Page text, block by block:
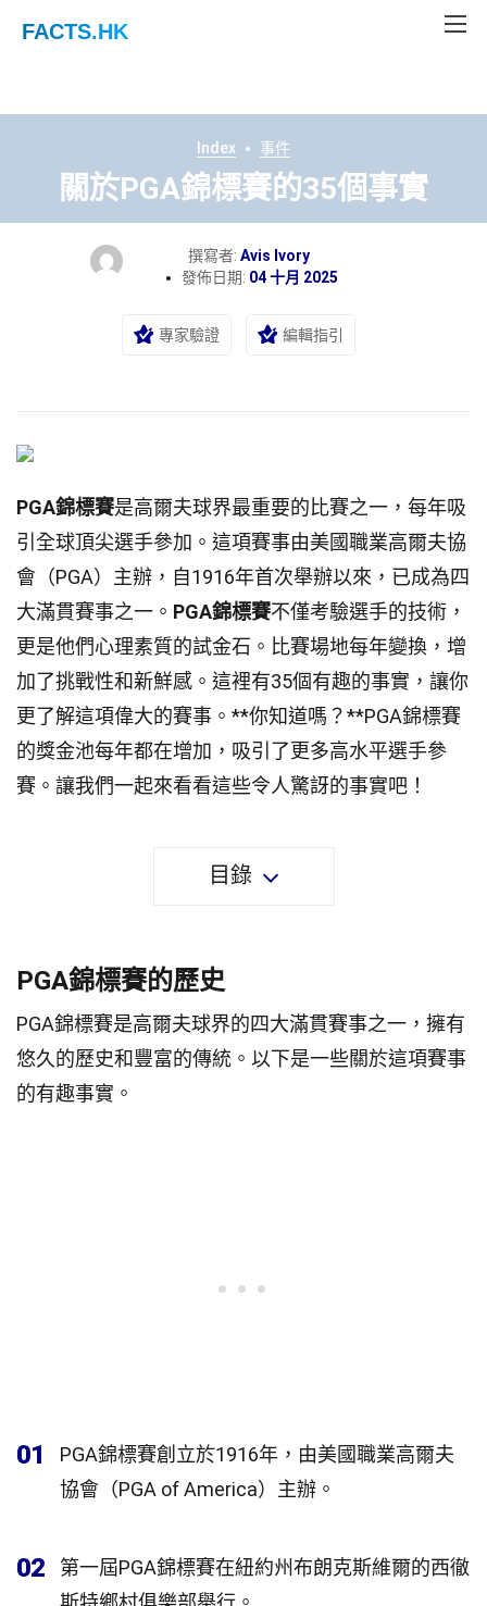
FACTS.HK
Index 事件
關於PGA錦標賽的35個事實
撰寫者: Avis Ivory
發佈日期: 04 十月 2025
專家驗證 編輯指引
PGA錦標賽是高爾夫球界最重要的比賽之一，每年吸
引全球頂尖選手參加。這項賽事由美國職業高爾夫協
會（PGA）主辦，自1916年首次舉辦以來，已成為四
大滿貫賽事之一。 PGA錦標賽不僅考驗選手的技術，
更是他們心理素質的試金石。比賽場地每年變換，增
加了挑戰性和新鮮感。這裡有35個有趣的事實，讓你
更了解這項偉大的賽事。**你知道嗎？**PGA錦標賽
的獎金池每年都在增加，吸引了更多高水平選手參
賽。讓我們一起來看看這些令人驚訝的事實吧！
目錄
PGA錦標賽的歷史
PGA錦標賽是高爾夫球界的四大滿貫賽事之一，擁有
悠久的歷史和豐富的傳統。以下是一些關於這項賽事
的有趣事實。
01
PGA錦標賽創立於1916年，由美國職業高爾夫
協會（PGA of America）主辦。
02
第一屆PGA錦標賽在紐約州布朗克斯維爾的西徹